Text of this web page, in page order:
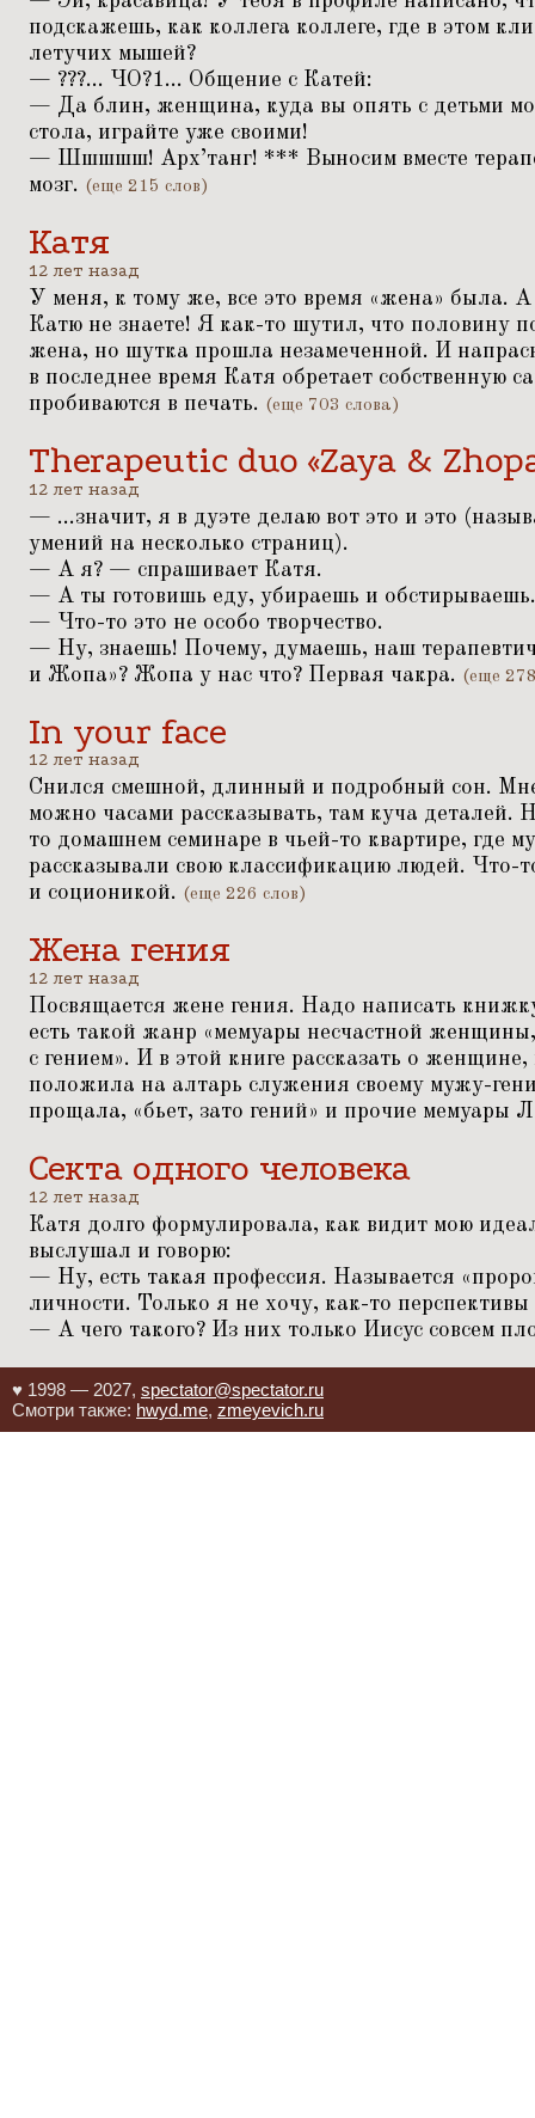
подскажешь, как коллега коллеге, где в этом
летучих мышей?
— ???... ЧО?1... Общение с Катей:
— Да блин, женщина, куда вы опять с детьми
стола, играйте уже своими!
— Шшшшш! Арх’танг! *** Выносим вместе
мозг. (еще 215 слов)
Катя
12 лет назад
У меня, к тому же, все это время «жена» была. А
Катю не знаете! Я как-то шутил, что половину
жена, но шутка прошла незамеченной. И
в последнее время Катя обретает собственную
пробиваются в печать. (еще 703 слова)
Therapeutic duo «Zaya &
12 лет назад
— ...значит, я в дуэте делаю вот это и это
умений на несколько страниц).
— А я? — спрашивает Катя.
— А ты готовишь еду, убираешь и
— Что-то это не особо творчество.
— Ну, знаешь! Почему, думаешь, наш
и Жопа»? Жопа у нас что? Первая чакра. (еще
In your face
12 лет назад
Снился смешной, длинный и подробный сон. Мне
можно часами рассказывать, там куча деталей.
то домашнем семинаре в чьей-то квартире, где
рассказывали свою классификацию людей. Что-
и соционикой. (еще 226 слов)
Жена гения
12 лет назад
Посвящается жене гения. Надо написать
есть такой жанр «мемуары несчастной
с гением». И в этой книге рассказать о
положила на алтарь служения своему мужу-
прощала, «бьет, зато гений» и прочие мемуары
Секта одного человека
12 лет назад
Катя долго формулировала, как видит мою
выслушал и говорю:
— Ну, есть такая профессия. Называется «
личности. Только я не хочу, как-то
— А чего такого? Из них только Иисус совсем
♥ 1998 — 2027, spectator@spectator.ru
Смотри также: hwyd.me, zmeyevich.ru